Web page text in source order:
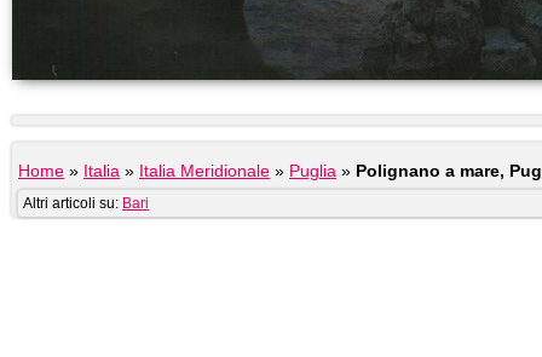
Home » Italia » Italia Meridionale » Puglia » Polignano a mare,
Altri articoli su: Bari